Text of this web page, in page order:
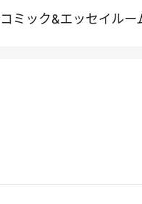
コミック&エッセイルー